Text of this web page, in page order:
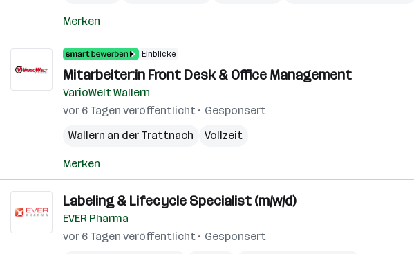
Merken
Einblicke
Mitarbeiter:in Front Desk & Office Management
VarioWelt Wallern
vor 6 Tagen veröffentlicht
Gesponsert
Wallern an der Trattnach
Vollzeit
Merken
Labeling & Lifecycle Specialist (m/w/d)
EVER Pharma
vor 6 Tagen veröffentlicht
Gesponsert